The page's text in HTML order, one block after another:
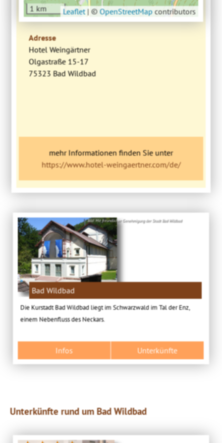
1 km Leaflet | © OpenStreetMap contributors
Adresse
Hotel Weingärtner
Olgastraße 15-17
75323 Bad Wildbad
mehr Informationen finden Sie unter
https://www.hotel-weingaertner.com/de/
Bild: Mit freundlicher Genehmigung der Stadt Bad Wildbad
Bad Wildbad
Die Kurstadt Bad Wildbad liegt im Schwarzwald im Tal der Enz,
einem Nebenfluss des Neckars.
Infos Unterkünfte
Unterkünfte rund um Bad Wildbad